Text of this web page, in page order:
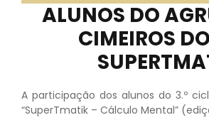
ALUNOS DO
CIMEIROS
A participação dos alunos do 3.º
“SuperTmatik – Cálculo Mental”